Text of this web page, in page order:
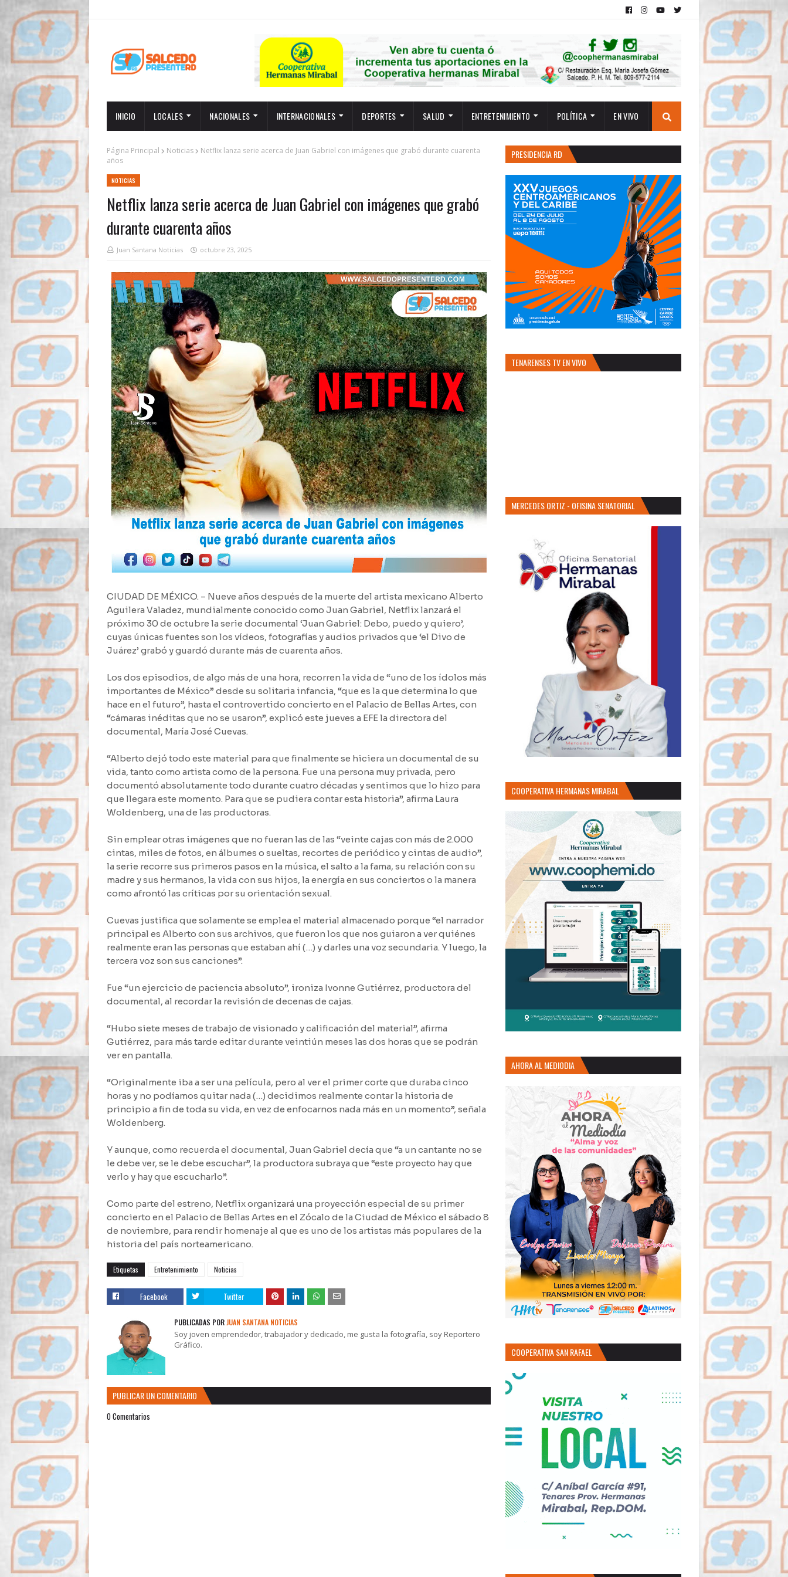
INICIO LOCALES NACIONALES INTERNACIONALES DEPORTES SALUD ENTRETENIMIENTO POLÍTICA EN VIVO
Página Principal Noticias
Netflix lanza serie acerca de Juan Gabriel con imágenes que grabó durante cuarenta
años
NOTICIAS
Netflix lanza serie acerca de Juan Gabriel con imágenes que grabó
durante cuarenta años
Juan Santana Noticias octubre 23, 2025
CIUDAD DE MÉXICO. – Nueve años después de la muerte del artista mexicano Alberto
Aguilera Valadez, mundialmente conocido como Juan Gabriel, Netflix lanzará el
próximo 30 de octubre la serie documental ‘Juan Gabriel: Debo, puedo y quiero’,
cuyas únicas fuentes son los vídeos, fotografías y audios privados que ‘el Divo de
Juárez’ grabó y guardó durante más de cuarenta años.
Los dos episodios, de algo más de una hora, recorren la vida de “uno de los ídolos más
importantes de México” desde su solitaria infancia, “que es la que determina lo que
hace en el futuro”, hasta el controvertido concierto en el Palacio de Bellas Artes, con
“cámaras inéditas que no se usaron”, explicó este jueves a EFE la directora del
documental, María José Cuevas.
“Alberto dejó todo este material para que finalmente se hiciera un documental de su
vida, tanto como artista como de la persona. Fue una persona muy privada, pero
documentó absolutamente todo durante cuatro décadas y sentimos que lo hizo para
que llegara este momento. Para que se pudiera contar esta historia”, afirma Laura
Woldenberg, una de las productoras.
Sin emplear otras imágenes que no fueran las de las “veinte cajas con más de 2.000
cintas, miles de fotos, en álbumes o sueltas, recortes de periódico y cintas de audio”,
la serie recorre sus primeros pasos en la música, el salto a la fama, su relación con su
madre y sus hermanos, la vida con sus hijos, la energía en sus conciertos o la manera
como afrontó las críticas por su orientación sexual.
Cuevas justifica que solamente se emplea el material almacenado porque “el narrador
principal es Alberto con sus archivos, que fueron los que nos guiaron a ver quiénes
realmente eran las personas que estaban ahí (…) y darles una voz secundaria. Y luego, la
tercera voz son sus canciones”.
Fue “un ejercicio de paciencia absoluto”, ironiza Ivonne Gutiérrez, productora del
documental, al recordar la revisión de decenas de cajas.
“Hubo siete meses de trabajo de visionado y calificación del material”, afirma
Gutiérrez, para más tarde editar durante veintiún meses las dos horas que se podrán
ver en pantalla.
“Originalmente iba a ser una película, pero al ver el primer corte que duraba cinco
horas y no podíamos quitar nada (…) decidimos realmente contar la historia de
principio a fin de toda su vida, en vez de enfocarnos nada más en un momento”, señala
Woldenberg.
Y aunque, como recuerda el documental, Juan Gabriel decía que “a un cantante no se
le debe ver, se le debe escuchar”, la productora subraya que “este proyecto hay que
verlo y hay que escucharlo”.
Como parte del estreno, Netflix organizará una proyección especial de su primer
concierto en el Palacio de Bellas Artes en el Zócalo de la Ciudad de México el sábado 8
de noviembre, para rendir homenaje al que es uno de los artistas más populares de la
historia del país norteamericano.
Etiquetas Entretenimiento Noticias
Facebook Twitter
PUBLICADAS PORJUAN SANTANA NOTICIAS
Soy joven emprendedor, trabajador y dedicado, me gusta la fotografía, soy Reportero
Gráfico.
PUBLICAR UN COMENTARIO
0 Comentarios
PRESIDENCIA RD
TENARENSES TV EN VIVO
MERCEDES ORTIZ - OFISINA SENATORIAL
COOPERATIVA HERMANAS MIRABAL
AHORA AL MEDIODIA
COOPERATIVA SAN RAFAEL